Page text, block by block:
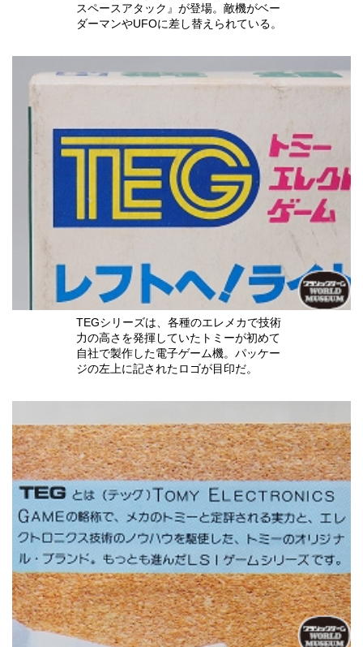
スペースアタック』が登場。敵機がベー
ダーマンやUFOに差し替えられている。
TEGシリーズは、各種のエレメカで技術
力の高さを発揮していたトミーが初めて
自社で製作した電子ゲーム機。パッケー
ジの左上に記されたロゴが目印だ。